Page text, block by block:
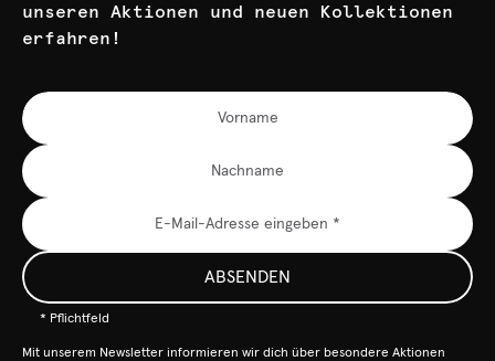
unseren Aktionen und neuen Kollektionen
erfahren!
ABSENDEN
* Pflichtfeld
Mit unserem Newsletter informieren wir dich über besondere Aktionen